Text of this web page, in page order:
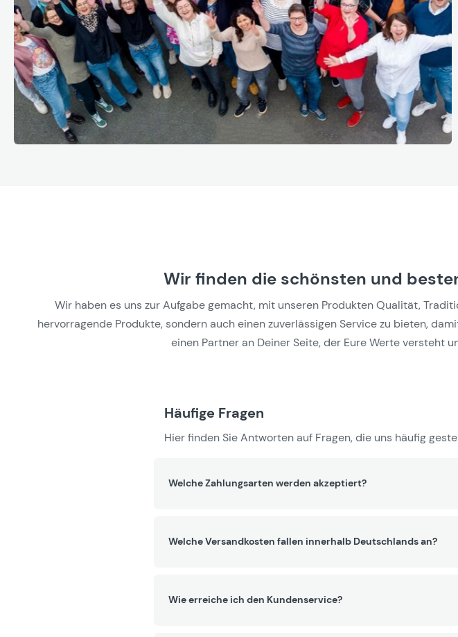
Wir finden die schönsten und
Wir haben es uns zur Aufgabe gemacht, mit unseren Produkten Qualität,
hervorragende Produkte, sondern auch einen zuverlässigen Service zu bieten,
einen Partner an Deiner Seite, der Eure Werte versteht
Häufige Fragen
Hier finden Sie Antworten auf Fragen, die uns häufig
Welche Zahlungsarten werden akzeptiert?
Welche Versandkosten fallen innerhalb Deutschlands an?
Wie erreiche ich den Kundenservice?